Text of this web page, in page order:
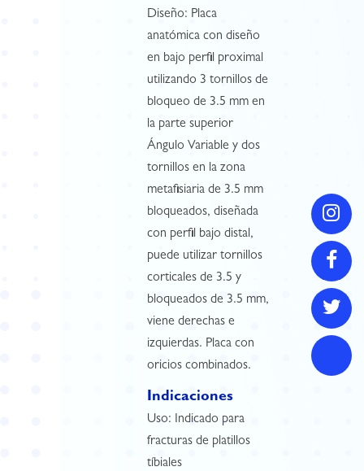
Diseño: Placa
anatómica con diseño
en bajo perfil proximal
utilizando 3 tornillos de
bloqueo de 3.5 mm en
la parte superior
Ángulo Variable y dos
tornillos en la zona
metafisiaria de 3.5 mm
bloqueados, diseñada
con perfil bajo distal,
puede utilizar tornillos
corticales de 3.5 y
bloqueados de 3.5 mm,
viene derechas e
izquierdas. Placa con
oricios combinados.
Indicaciones
Uso: Indicado para
fracturas de platillos
tíbiales